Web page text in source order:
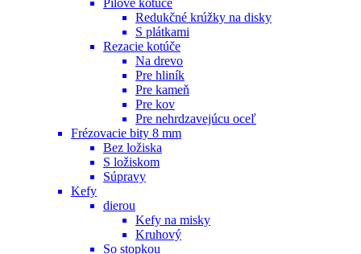
Redukčné krúžky na disky
S plátkami
Rezacie kotúče
Na drevo
Pre hliník
Pre kameň
Pre kov
Pre nehrdzavejúcu oceľ
Frézovacie bity 8 mm
Bez ložiska
S ložiskom
Súpravy
Kefy
dierou
Kefy na misky
Kruhový
So stopkou